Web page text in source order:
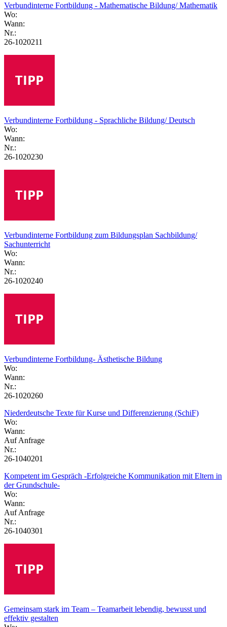
Verbundinterne Fortbildung - Mathematische Bildung/ Mathematik
Wo:
Wann:
Nr.:
26-1020211
Verbundinterne Fortbildung - Sprachliche Bildung/ Deutsch
Wo:
Wann:
Nr.:
26-1020230
Verbundinterne Fortbildung zum Bildungsplan Sachbildung/
Sachunterricht
Wo:
Wann:
Nr.:
26-1020240
Verbundinterne Fortbildung- Ästhetische Bildung
Wo:
Wann:
Nr.:
26-1020260
Niederdeutsche Texte für Kurse und Differenzierung (SchiF)
Wo:
Wann:
Auf Anfrage
Nr.:
26-1040201
Kompetent im Gespräch -Erfolgreiche Kommunikation mit Eltern in
der Grundschule-
Wo:
Wann:
Auf Anfrage
Nr.:
26-1040301
Gemeinsam stark im Team – Teamarbeit lebendig, bewusst und
effektiv gestalten